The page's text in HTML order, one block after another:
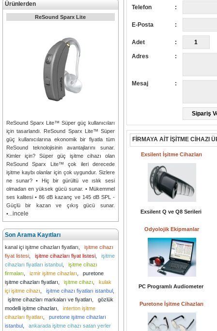
Ürünlerden
ReSound Sparx Lite
ReSound Sparx Lite™ Süper güç kullanıcıları
için tasarlandı. ReSound Sparx Lite™ Süper
güç kullanıcılarına ekonomik bir fiyatla tüm
ReSound teknolojisinin avantajlarını sunar.
Kimler için? Süper güç işitme cihazı olan
ReSound Sparx Lite™ çok ileri derecede
işitme kaybı olanlar için çok uygundur. Sizlere
ne sunar? • Hiç bir gürültü ve ıslık sesi
olmadan en yüksek gücü sunar. • Mükemmel
ses kalitesi • 86 dB kazanç ve 145 dB SPL -
Güçlü bir kazan ve çıkış gücü sunar.
•... incele
Son Arama Kayıtları
kanal içi işitme cihazları fiyatları
işitme cihazı
fiyat listesi
işitme cihazları fiyat listesi
işitme
cihazları fiyatları istanbul
işitme cihazı
firmaları
izmir işitme cihazları
puretone
işitme cihazları fiyatları
işitme cihazı
kulak
içi işitme cihazı
işitme cihazı fiyatları istanbul
işitme cihazları markaları ve fiyatları
gözlük
modelli işitme cihazları
interton işitme
cihazları fiyatları
puretone işitme cihazları
istanbul
ankarada işitme cihazı satan yerler
Telefon :
E-Posta :
Adet :
Adres :
Mesaj :
FİRMAYA AİT İŞİTME CİHAZI
Exsilent İşitme Cihazları
Exsilent Q ve Q8 Serileri
Odyolojik Ekipmanlar
PC Programlı Audiometer
Puretone İşitme Cihazları